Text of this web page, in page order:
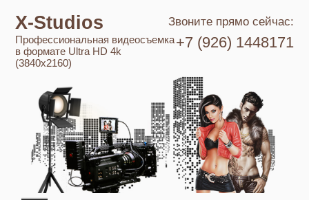
Звоните прямо сейчас:
X-Studios
+7 (926) 1448171
Профессиональная видеосъемка
в формате Ultra HD 4k
(3840x2160)